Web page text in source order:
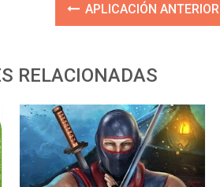
APLICACIÓN ANTERIOR
RELACIONADAS